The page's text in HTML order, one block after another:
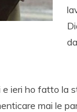
ieri ho fatto la
mai le